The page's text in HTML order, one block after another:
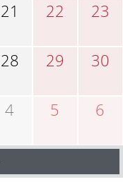
21 22 23
28 29 30
4 5 6